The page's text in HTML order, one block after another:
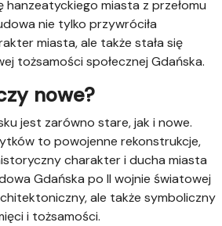
miasta z przełomu
nie tylko przywróciła
miasta, ale także stała się
tożsamości społecznej Gdańska.
nowe?
jest zarówno stare, jak i nowe.
to powojenne rekonstrukcje,
charakter i ducha miasta
Gdańska po II wojnie światowej
ale także symboliczny
i tożsamości.